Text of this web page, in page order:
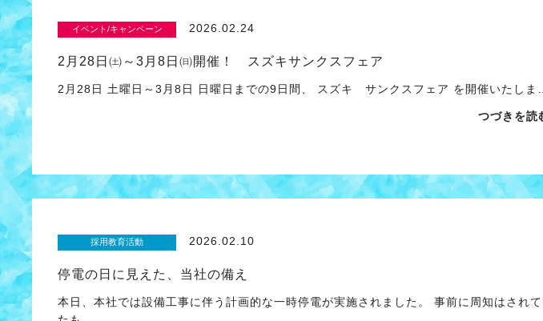
イベント/キャンペーン 2026.02.24
2月28日㈯～3月8日㈰開催！ スズキサンクスフェア
2月28日 土曜日～3月8日 日曜日までの9日間、 スズキ サンクスフェア を開催いたしま…
つづきを読
採用教育活動 2026.02.10
停電の日に見えた、当社の備え
本日、本社では設備工事に伴う計画的な一時停電が実施されました。 事前に周知はされ